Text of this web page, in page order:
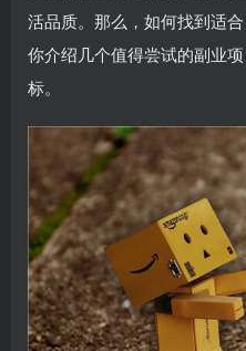
活品质。那么，如何找到适
你介绍几个值得尝试的副业
标。